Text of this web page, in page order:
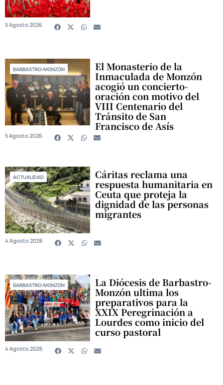
5 Agosto 2026
BARBASTRO-MONZÓN El Monasterio de la
Inmaculada de Monzón
acogió un concierto-
oración con motivo del
VIII Centenario del
Tránsito de San
Francisco de Asís
5 Agosto 2026
ACTUALIDAD Cáritas reclama una
respuesta humanitaria en
Ceuta que proteja la
dignidad de las personas
migrantes
4 Agosto 2026
BARBASTRO-MONZÓN La Diócesis de Barbastro-
Monzón ultima los
preparativos para la
XXIX Peregrinación a
Lourdes como inicio del
curso pastoral
4 Agosto 2026